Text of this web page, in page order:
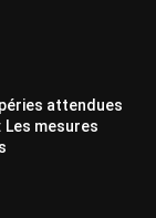
attendues
Les mesures